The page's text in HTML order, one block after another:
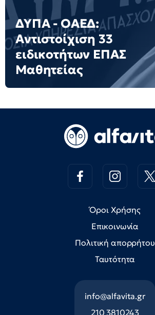
ΔΥΠΑ - ΟΑΕΔ:
Αντιστοίχιση 33
ειδικοτήτων ΕΠΑΣ
Μαθητείας
Όροι Χρήσης
Επικοινωνία
Πολιτική απορρήτου
Ταυτότητα
info@alfavita.gr
210 3810243